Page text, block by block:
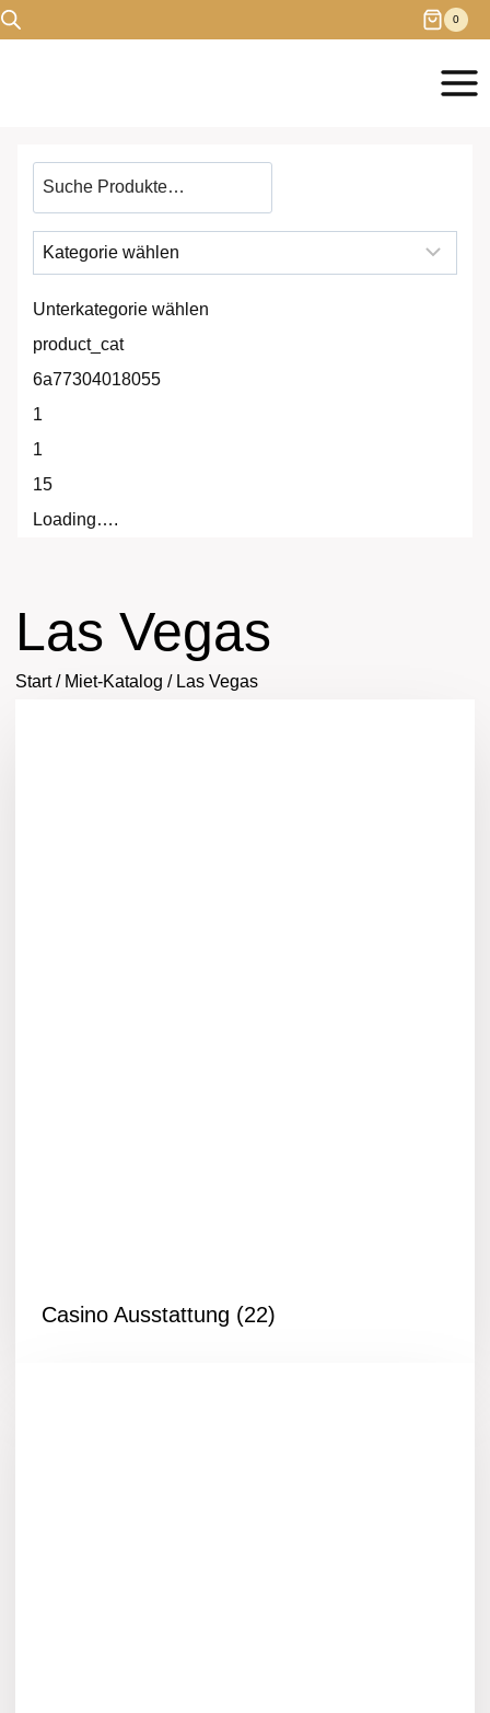
Zum
0
Produkt
suchen
Unterkategorie wählen
product_cat
6a77304018055
1
1
15
Loading….
Las Vegas
Start / Miet-Katalog / Las Vegas
Casino Ausstattung (22)